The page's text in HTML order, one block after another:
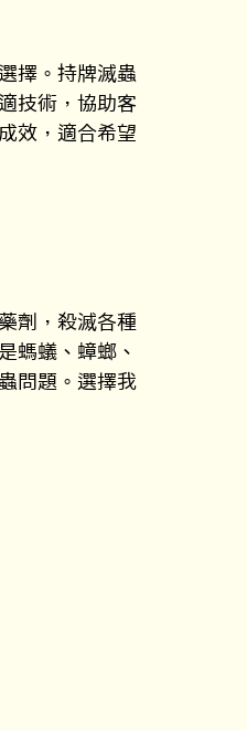
擇。持牌滅蟲
技術，協助客
效，適合希望
劑，殺滅各種
螞蟻、蟑螂、
問題。選擇我